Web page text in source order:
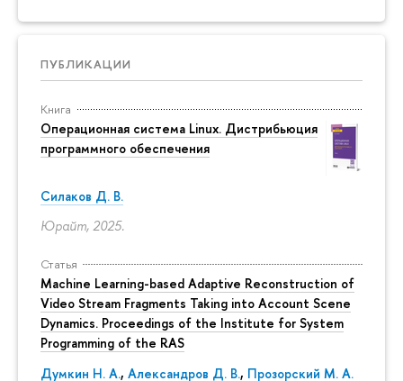
ПУБЛИКАЦИИ
Книга
Операционная система Linux. Дистрибьюция
программного обеспечения
Силаков Д. В.
Юрайт, 2025.
Статья
Machine Learning-based Adaptive Reconstruction of
Video Stream Fragments Taking into Account Scene
Dynamics. Proceedings of the Institute for System
Programming of the RAS
Думкин Н. А., Александров Д. В., Прозорский М. А.